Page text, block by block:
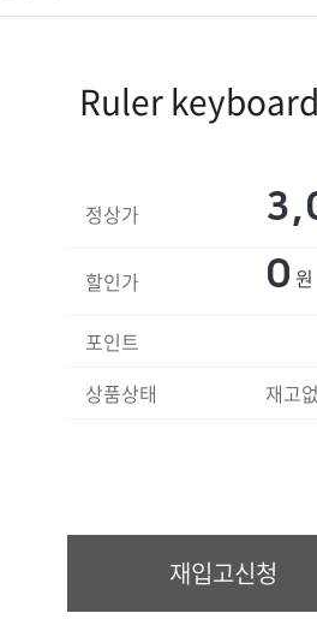
Ruler
정상가
할인가 0 원
포인트
상품상태
재고
재입고신청